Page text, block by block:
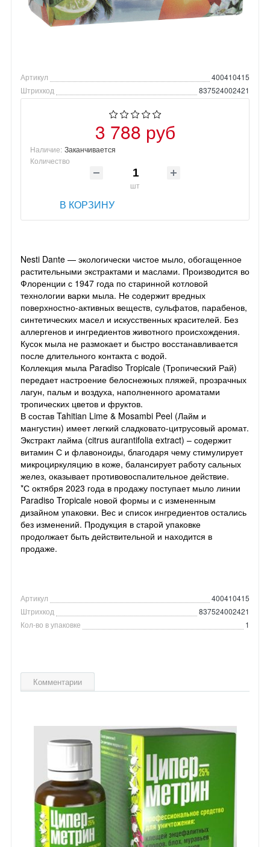
Артикул
400410415
Штрихкод
837524002421
3 788 руб
Наличие: Заканчивается
Количество
шт
В КОРЗИНУ
Nesti Dante — экологически чистое мыло, обогащенное
растительными экстрактами и маслами. Производится во
Флоренции с 1947 года по старинной котловой
технологии варки мыла. Не содержит вредных
поверхностно-активных веществ, сульфатов, парабенов,
синтетических масел и искусственных красителей. Без
аллергенов и ингредиентов животного происхождения.
Кусок мыла не размокает и быстро восстанавливается
после длительного контакта с водой.
Коллекция мыла Paradiso Tropicale (Тропический Рай)
передает настроение белоснежных пляжей, прозрачных
лагун, пальм и воздуха, наполненного ароматами
тропических цветов и фруктов.
В состав Tahitian Lime & Mosambi Peel (Лайм и
мангустин) имеет легкий сладковато-цитрусовый аромат.
Экстракт лайма (citrus aurantifolia extract) – содержит
витамин С и флавоноиды, благодаря чему стимулирует
микроциркуляцию в коже, балансирует работу сальных
желез, оказывает противовоспалительное действие.
*С октября 2023 года в продажу поступает мыло линии
Paradiso Tropicale новой формы и с измененным
дизайном упаковки. Вес и список ингредиентов остались
без изменений. Продукция в старой упаковке
продолжает быть действительной и находится в
продаже.
Артикул
400410415
Штрихкод
837524002421
Кол-во в упаковке
1
Комментарии